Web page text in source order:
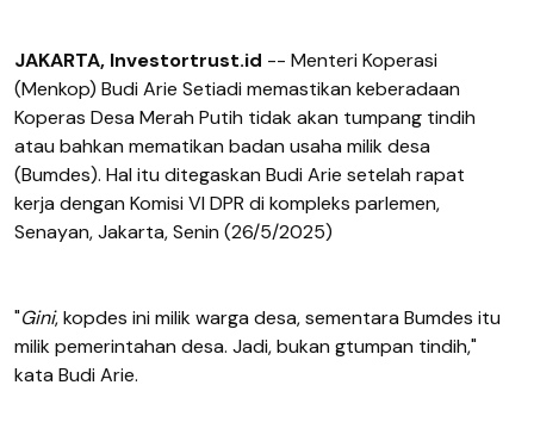
JAKARTA, Investortrust.id -- Menteri Koperasi
(Menkop) Budi Arie Setiadi memastikan keberadaan
Koperas Desa Merah Putih tidak akan tumpang tindih
atau bahkan mematikan badan usaha milik desa
(Bumdes). Hal itu ditegaskan Budi Arie setelah rapat
kerja dengan Komisi VI DPR di kompleks parlemen,
Senayan, Jakarta, Senin (26/5/2025)
"Gini, kopdes ini milik warga desa, sementara Bumdes itu
milik pemerintahan desa. Jadi, bukan gtumpan tindih,"
kata Budi Arie.